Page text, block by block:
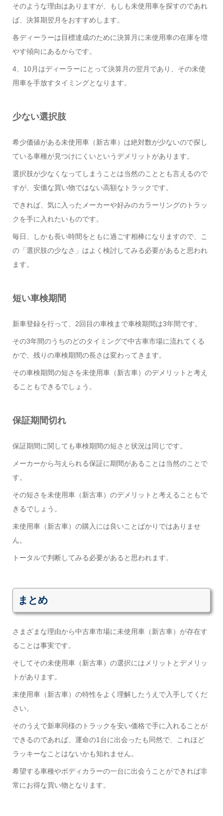
そのような理由はありますが、もしも未使用車を探すのであれ
ば、決算期翌月をおすすめします。
各ディーラーは目標達成のために決算月に未使用車の在庫を増
やす傾向にあるからです。
4、10月はディーラーにとって決算月の翌月であり、その未使
用車を手放すタイミングとなります。
少ない選択肢
希少価値がある未使用車（新古車）は絶対数が少ないので探し
ている車種が見つけにくいというデメリットがあります。
選択肢が少なくなってしまうことは当然のこととも言えるので
すが、安価な買い物ではない高額なトラックです。
できれば、気に入ったメーカーや好みのカラーリングのトラッ
クを手に入れたいものです。
毎日、しかも長い時間をともに過ごす相棒になりますので、こ
の「選択肢の少なさ」はよく検討してみる必要があると思われ
ます。
短い車検期間
新車登録を行って、2回目の車検まで車検期間は3年間です。
その3年間のうちのどのタイミングで中古車市場に流れてくる
かで、残りの車検期間の長さは変わってきます。
その車検期間の短さを未使用車（新古車）のデメリットと考え
ることもできるでしょう。
保証期間切れ
保証期間に関しても車検期間の短さと状況は同じです。
メーカーから与えられる保証に期間があることは当然のことで
す。
その短さを未使用車（新古車）のデメリットと考えることもで
きるでしょう。
未使用車（新古車）の購入には良いことばかりではありませ
ん。
トータルで判断してみる必要があると思われます。
まとめ
さまざまな理由から中古車市場に未使用車（新古車）が存在す
ることは事実です。
そしてその未使用車（新古車）の選択にはメリットとデメリッ
トがあります。
未使用車（新古車）の特性をよく理解したうえで入手してくだ
さい。
そのうえで新車同様のトラックを安い価格で手に入れることが
できるのであれば、運命の1台に出会ったも同然で、これほど
ラッキーなことはないかも知れません。
希望する車種やボディカラーの一台に出会うことができれば非
常にお得な買い物となります。